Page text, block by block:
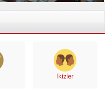
İkizler